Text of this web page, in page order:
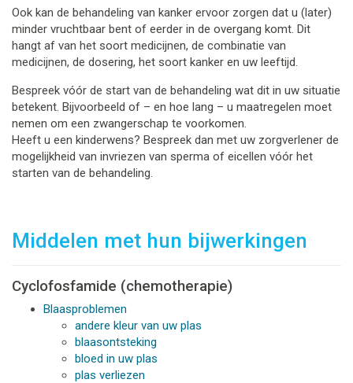
Ook kan de behandeling van kanker ervoor zorgen dat u (later)
minder vruchtbaar bent of eerder in de overgang komt. Dit
hangt af van het soort medicijnen, de combinatie van
medicijnen, de dosering, het soort kanker en uw leeftijd.
Bespreek vóór de start van de behandeling wat dit in uw situatie
betekent. Bijvoorbeeld of – en hoe lang – u maatregelen moet
nemen om een zwangerschap te voorkomen.
Heeft u een kinderwens? Bespreek dan met uw zorgverlener de
mogelijkheid van invriezen van sperma of eicellen vóór het
starten van de behandeling.
Middelen met hun bijwerkingen
Cyclofosfamide (chemotherapie)
Blaasproblemen
andere kleur van uw plas
blaasontsteking
bloed in uw plas
plas verliezen